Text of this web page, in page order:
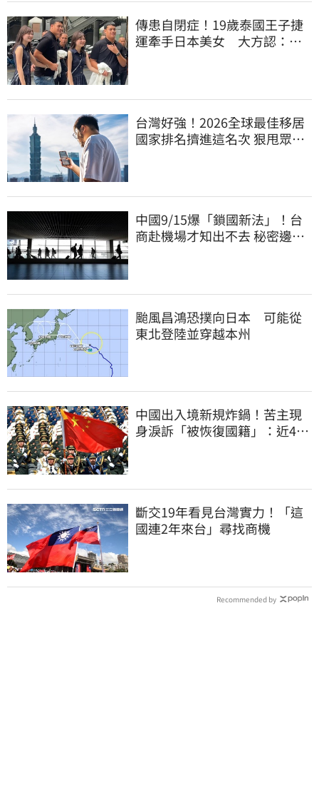
傳患自閉症！19歲泰國王子捷
運牽手日本美女 大方認：
台灣好強！2026全球最佳移居
國家排名擠進這名次 狠甩眾多
中國9/15爆「鎖國新法」！台
商赴機場才知出不去 秘密邊控
颱風昌鴻恐撲向日本 可能從
東北登陸並穿越本州
中國出入境新規炸鍋！苦主現
身淚訴「被恢復國籍」：近4億
斷交19年看見台灣實力！「這
國連2年來台」尋找商機
Recommended by